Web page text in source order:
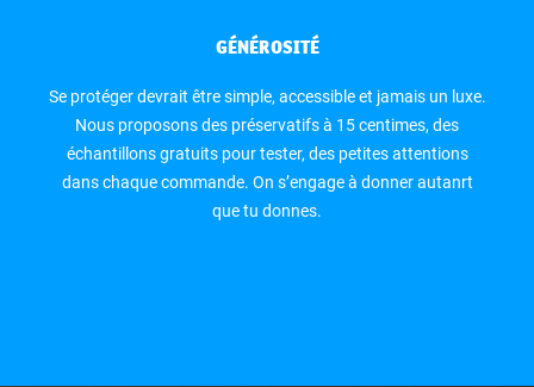
GÉNÉROSITÉ
Se protéger devrait être simple, accessible et jamais un luxe.
Nous proposons des préservatifs à 15 centimes, des
échantillons gratuits pour tester, des petites attentions
dans chaque commande. On s’engage à donner autanrt
que tu donnes.